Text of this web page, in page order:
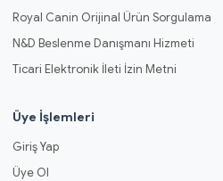
Royal Canin Orijinal Ürün Sorgulama
N&D Beslenme Danışmanı Hizmeti
Ticari Elektronik İleti İzin Metni
Üye İşlemleri
Giriş Yap
Üye Ol